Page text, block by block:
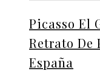
Picasso El
Retrato De
España